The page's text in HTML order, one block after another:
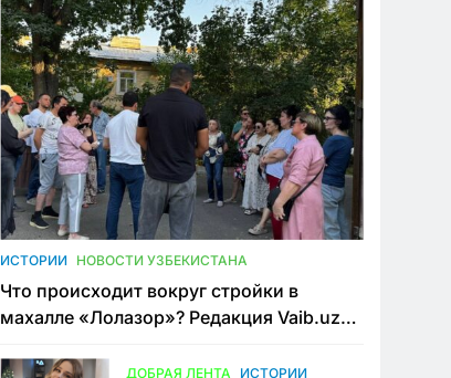
ИСТОРИИ НОВОСТИ УЗБЕКИСТАНА
Что происходит вокруг стройки в
махалле «Лолазор»? Редакция Vaib.uz
конфликта
ДОБРАЯ ЛЕНТА ИСТОРИИ